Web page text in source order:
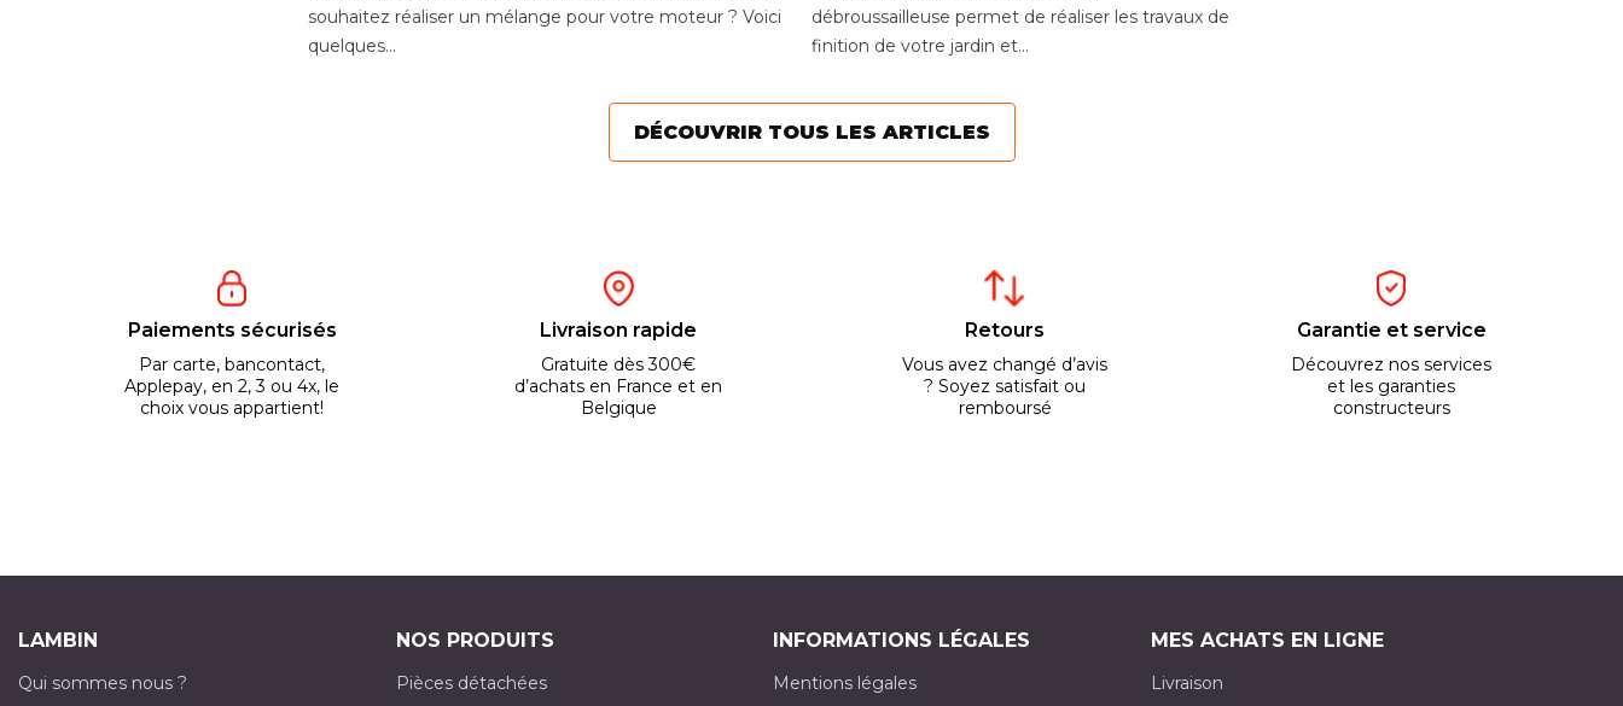
souhaitez réaliser un mélange pour votre moteur ? Voici
quelques...
débroussailleuse permet de réaliser les travaux de
finition de votre jardin et...
DÉCOUVRIR TOUS LES ARTICLES
Paiements sécurisés
Par carte, bancontact,
Applepay, en 2, 3 ou 4x, le
choix vous appartient!
Livraison rapide
Gratuite dès 300€
d’achats en France et en
Belgique
Retours
Vous avez changé d’avis
? Soyez satisfait ou
remboursé
Garantie et service
Découvrez nos services
et les garanties
constructeurs
LAMBIN
Qui sommes nous ?
NOS PRODUITS
Pièces détachées
INFORMATIONS LÉGALES
Mentions légales
MES ACHATS EN LIGNE
Livraison